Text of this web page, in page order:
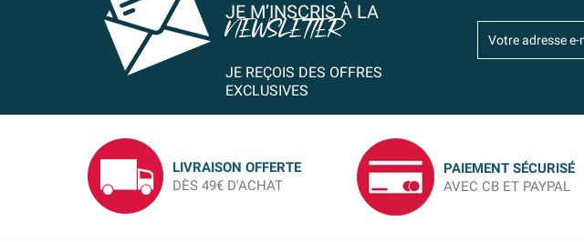
JE M’INSCRIS À LA
NEWSLETTER
JE REÇOIS DES OFFRES
EXCLUSIVES
LIVRAISON OFFERTE
DÈS 49€ D'ACHAT
PAIEMENT SÉCURISÉ
AVEC CB ET PAYPAL